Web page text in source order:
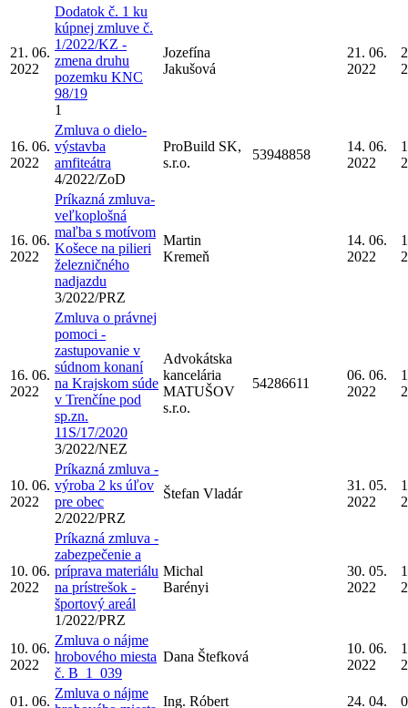
21. 06.
2022
Dodatok č. 1 ku
kúpnej zmluve č.
1/2022/KZ -
zmena druhu
pozemku KNC
98/19
1
Jozefína
Jakušová
21. 06.
2022
16. 06.
2022
Zmluva o dielo-
výstavba
amfiteátra
4/2022/ZoD
ProBuild SK,
s.r.o.
53948858
14. 06.
2022
16. 06.
2022
Príkazná zmluva-
veľkoplošná
maľba s motívom
Košece na pilieri
železničného
nadjazdu
3/2022/PRZ
Martin
Kremeň
14. 06.
2022
16. 06.
2022
Zmluva o právnej
pomoci -
zastupovanie v
súdnom konaní
na Krajskom súde
v Trenčíne pod
sp.zn.
11S/17/2020
3/2022/NEZ
Advokátska
kancelária
MATUŠOV
s.r.o.
54286611
06. 06.
2022
10. 06.
2022
Príkazná zmluva -
výroba 2 ks úľov
pre obec
2/2022/PRZ
Štefan Vladár
31. 05.
2022
10. 06.
2022
Príkazná zmluva -
zabezpečenie a
príprava materiálu
na prístrešok -
športový areál
1/2022/PRZ
Michal
Barényi
30. 05.
2022
10. 06.
2022
Zmluva o nájme
hrobového miesta
č. B_1_039
Dana Štefková
10. 06.
2022
01. 06.
Zmluva o nájme
Ing. Róbert 24. 04.